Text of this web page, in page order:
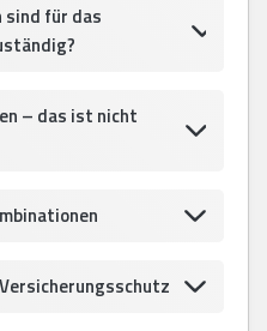
sind für das
– das ist nicht